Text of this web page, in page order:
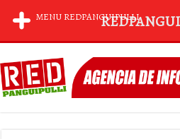
MENU REDPANGUIPULLI